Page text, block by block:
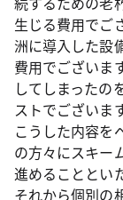
生じる費用でご
洲に導入した設
費用でございま
してしまったの
ストでございます
こうした内容を
の方々にスキー
進めることとい
それから個別の